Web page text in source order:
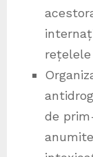
de